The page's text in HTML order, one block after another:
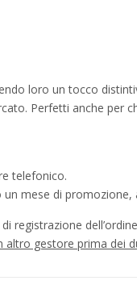
loro un tocco
Perfetti anche per
telefonico.
mese di promozione,
registrazione
altro gestore prima dei